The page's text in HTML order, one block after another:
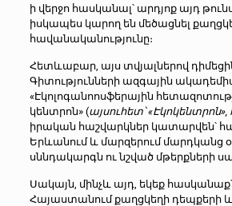
ի վերջո հասկանալ՝ արդյոք այդ
իսկապես կարող են մեծացնել
հավանականությունը։
Հետևաբար, այս տվյալներով
Գիտությունների ազգային
«Էկոլոգանոոսֆերային
կենտրոն» (այսուհետ՝ «Էկոկենտրոն»,
իրական հաշվարկներ կատարվեն՝
Երևանում և մարզերում մարդկանց
սննդակարգն ու նշված մթերքների
Սակայն, մինչև այդ, եկեք
Հայաստանում քաղցկեղի դեպքերի և